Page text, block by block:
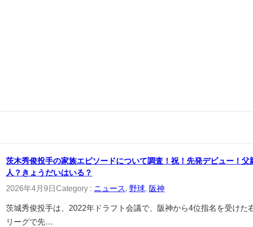
茨木秀俊投手の家族エピソードについて調査！祝！先発デビュー！
人？きょうだいはいる？
2026年4月9日 Category : ニュース, 野球, 阪神
茨城秀俊投手は、2022年ドラフト会議で、阪神から4位指名を受けた
リーグで先…